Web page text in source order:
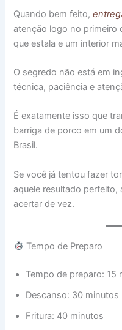
Quando bem feito,
atenção logo no primeiro
que estala e um interior
O segredo não está em
técnica, paciência e
É exatamente isso que
barriga de porco em um
Brasil.
Se você já tentou fazer
aquele resultado
acertar de vez.
Tempo de Preparo
Tempo de preparo: 15
Descanso: 30 minutos
Fritura: 40 minutos